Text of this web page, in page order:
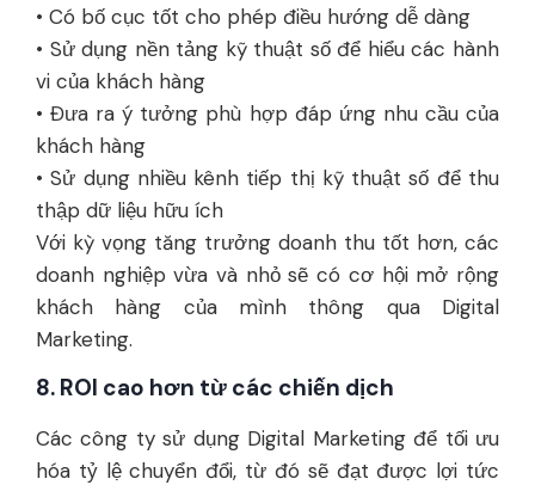
• Có bố cục tốt cho phép điều hướng dễ dàng
• Sử dụng nền tảng kỹ thuật số để hiểu các hành
vi của khách hàng
• Đưa ra ý tưởng phù hợp đáp ứng nhu cầu của
khách hàng
• Sử dụng nhiều kênh tiếp thị kỹ thuật số để thu
thập dữ liệu hữu ích
Với kỳ vọng tăng trưởng doanh thu tốt hơn, các
doanh nghiệp vừa và nhỏ sẽ có cơ hội mở rộng
khách hàng của mình thông qua Digital
Marketing.
8. ROI cao hơn từ các chiến dịch
Các công ty sử dụng Digital Marketing để tối ưu
hóa tỷ lệ chuyển đổi, từ đó sẽ đạt được lợi tức